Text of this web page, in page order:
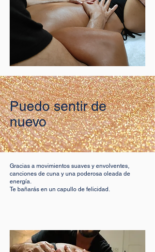
Puedo sentir de
nuevo
Gracias a movimientos suaves y envolventes,
canciones de cuna y una poderosa oleada de
energía.
Te bañarás en un capullo de felicidad.